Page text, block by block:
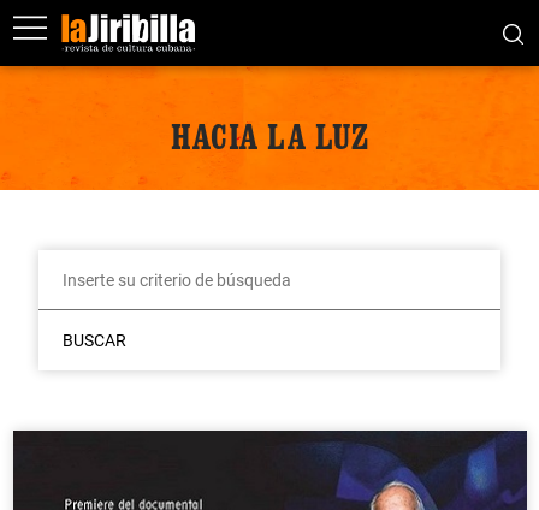
HACIA LA LUZ
BUSCAR